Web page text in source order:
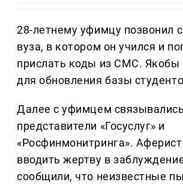
28-летнему уфимцу позвонил
вуза, в котором он учился и
прислать коды из СМС. Якобы
для обновления базы
Далее с уфимцем связывались
представители «Госуслуг» и
«Росфинмонитринга».
вводить жертву в
сообщили, что неизвестные